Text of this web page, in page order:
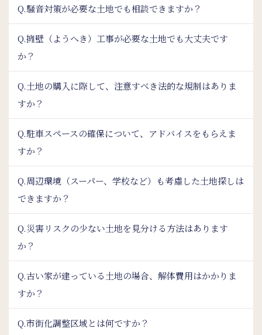
Q.騒音対策が必要な土地でも相談できますか？
Q.擁壁（ようへき）工事が必要な土地でも大丈夫です
か？
Q.土地の購入に際して、注意すべき法的な規制はありま
すか？
Q.駐車スペースの確保について、アドバイスをもらえま
すか？
Q.周辺環境（スーパー、学校など）も考慮した土地探しは
できますか？
Q.災害リスクの少ない土地を見分ける方法はあります
か？
Q.古い家が建っている土地の場合、解体費用はかかりま
すか？
Q.市街化調整区域とは何ですか？